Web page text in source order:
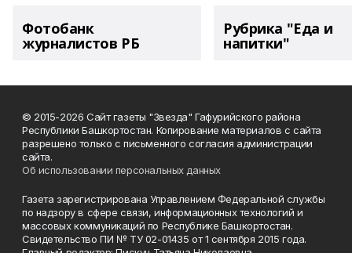
Фотобанк
журналистов РБ
Рубрика "Еда и
напитки"
© 2015-2026 Сайт газеты "Звезда" Гафурийского района
Республики Башкортостан. Копирование материалов с сайта
разрешено только с письменного согласия администрации
сайта.
Об использовании персональных данных
Газета зарегистрирована Управлением Федеральной службы
по надзору в сфере связи, информационных технологий и
массовых коммуникаций по Республике Башкортостан.
Свидетельство ПИ № ТУ 02-01435 от 1 сентября 2015 года.